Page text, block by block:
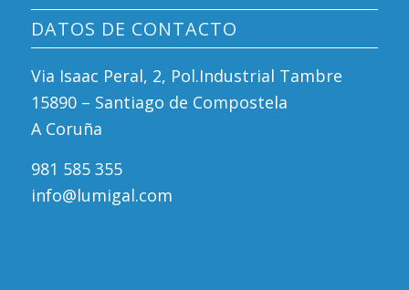
DATOS DE CONTACTO
Via Isaac Peral, 2, Pol.Industrial Tambre
15890 – Santiago de Compostela
A Coruña
981 585 355
info@lumigal.com